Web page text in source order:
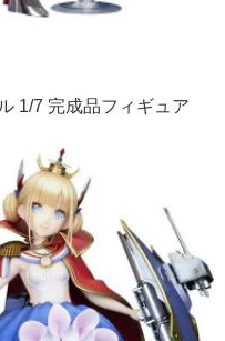
1/7 完成品フィギュア